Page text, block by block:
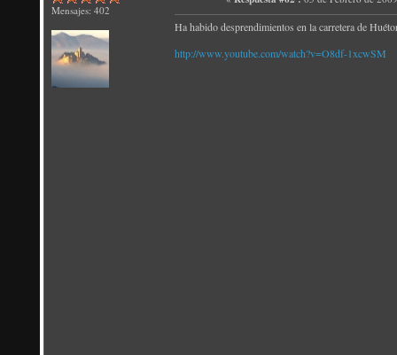
Mensajes: 402
Ha habido desprendimientos en la carretera de
http://www.youtube.com/watch?v=O8df-1xcwSM